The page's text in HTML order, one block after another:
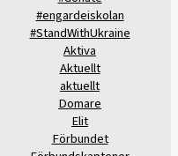
#engardeiskolan
#StandWithUkraine
Aktiva
Aktuellt
aktuellt
Domare
Elit
Förbundet